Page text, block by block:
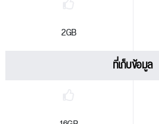
2GB
ที่เก็บข้อมูล